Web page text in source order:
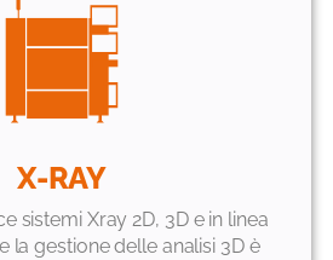
X-RAY
sistemi Xray 2D, 3D e in linea
la gestione delle analisi 3D è